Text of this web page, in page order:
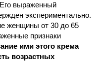
выраженный
экспериментально.
женщины от 30 до 65
признаки
ими этого крема
возрастных